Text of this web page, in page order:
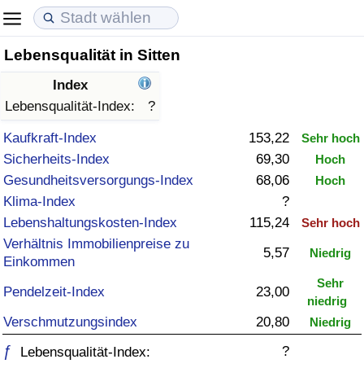
Lebensqualität in Sitten
Index
Lebensqualität-Index:
?
Kaufkraft-Index 153,22 Sehr hoch
Sicherheits-Index 69,30 Hoch
Gesundheitsversorgungs-Index 68,06 Hoch
Klima-Index
?
Lebenshaltungskosten-Index
115,24 Sehr hoch
Verhältnis Immobilienpreise zu
Einkommen
5,57 Niedrig
Pendelzeit-Index 23,00
Sehr
niedrig
Verschmutzungsindex 20,80 Niedrig
ƒ Lebensqualität-Index: ?
Lebenshaltungskosten
Lebenshaltungskosten-Index (aktuell)
Lebenshaltungskosten-Index
Lebenshaltungskosten-Index nach Land
in Akaba
Immobilienpreise
Immobilienpreis-Index (aktuell)
Immobilienpreis-Index
Immobilienpreis-Index nach Land
Lebensqualität
Lebensqualität-Index
Lebensqualität-Index (aktuell)
Lebensqualitätsindex nach Land
Kriminalität
Kriminalitäts-Index (aktuell)
Kriminalitätsindex nach Land